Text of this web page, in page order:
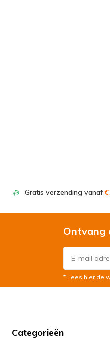
Gratis verzending vanaf
Ontvang
* Lees hier de
Categorieën